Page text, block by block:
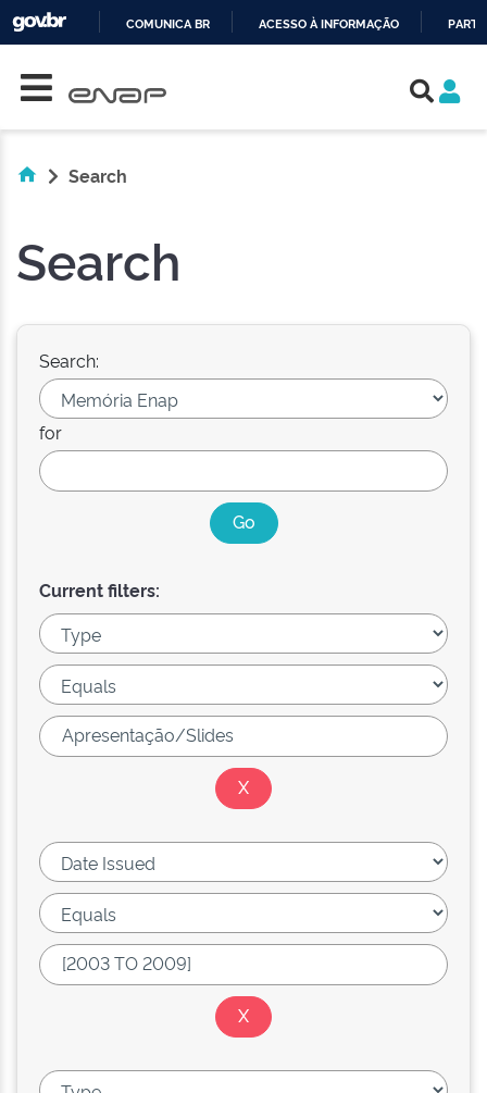
COMUNICA BR ACESSO À INFORMAÇÃO
Search
Search
Search:
for
Current filters: